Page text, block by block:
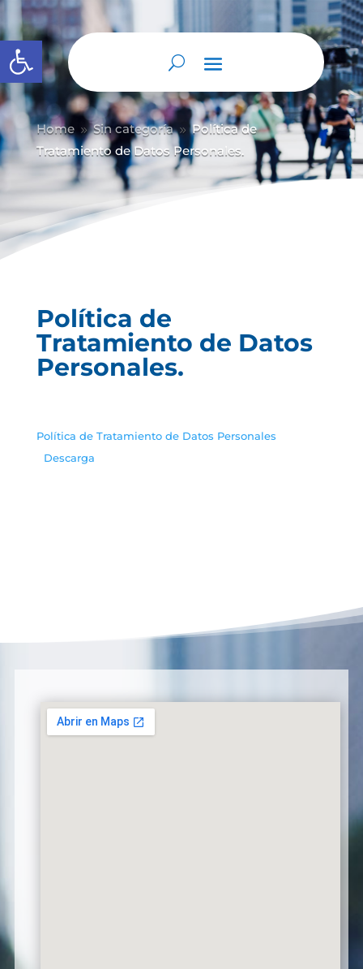
Abrir barra de herramientas
Home 9 Sin categoría 9 Política de
Tratamiento de Datos Personales.
Política de
Tratamiento de Datos
Personales.
Política de Tratamiento de Datos Personales
Descarga